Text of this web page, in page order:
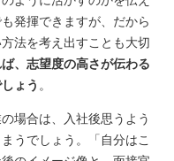
発揮できますが、だから
法を考え出すことも大切
、志望度の高さが伝わる
ょう 。
場合は、入社後思うよう
うでしょう。「自分はこ